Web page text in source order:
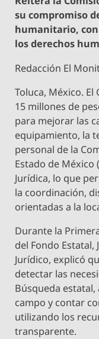
su compromiso
humanitario,
los derechos
Redacción El
Toluca, México.
15 millones de
para mejorar las
equipamiento, la
personal de la
Estado de México
Jurídica, lo que
la coordinación,
orientadas a la
Durante la
del Fondo Estatal,
Jurídico, explicó
detectar las
Búsqueda
campo y contar
utilizando los
transparente.